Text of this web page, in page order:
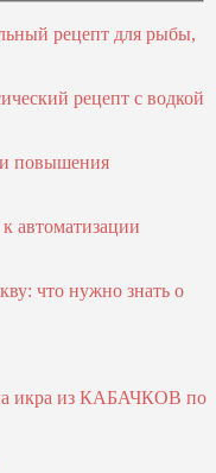
рецепт для рыбы,
рецепт с водкой
и повышения
автоматизации
что нужно знать о
икра из КАБАЧКОВ по